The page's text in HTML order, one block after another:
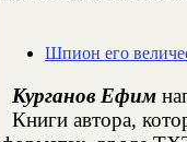
Шпион его
Курганов Ефим
Книги автора,